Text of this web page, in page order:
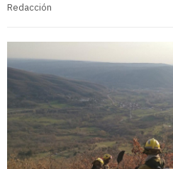
Redacción